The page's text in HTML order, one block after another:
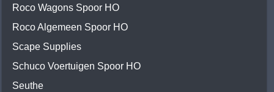
Roco Wagons Spoor HO
Roco Algemeen Spoor HO
Scape Supplies
Schuco Voertuigen Spoor HO
Seuthe